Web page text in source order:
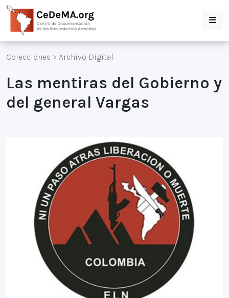
Colecciones > Archivo Digital
Las mentiras del Gobierno y
del general Vargas